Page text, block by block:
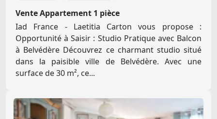
Vente Appartement 1 pièce
Iad France - Laetitia Carton vous propose :
Opportunité à Saisir : Studio Pratique avec Balcon
à Belvédère Découvrez ce charmant studio situé
dans la paisible ville de Belvédère. Avec une
surface de 30 m², ce...